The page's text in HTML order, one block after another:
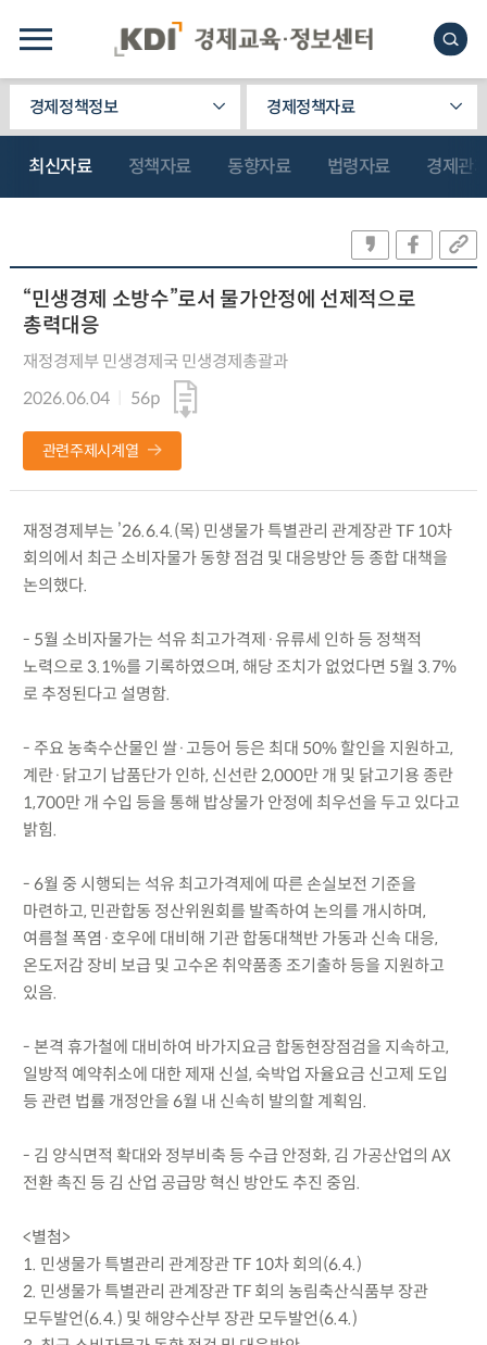
경제정책정보 경제정책자료
최신자료 정책자료 동향자료 법령자료 경제관
“민생경제 소방수”로서 물가안정에 선제적으로
총력대응
재정경제부 민생경제국 민생경제총괄과
2026.06.04
56p
관련주제시계열
재정경제부는 ’26.6.4.(목) 민생물가 특별관리 관계장관 TF 10차
회의에서 최근 소비자물가 동향 점검 및 대응방안 등 종합 대책을
논의했다.
- 5월 소비자물가는 석유 최고가격제·유류세 인하 등 정책적
노력으로 3.1%를 기록하였으며, 해당 조치가 없었다면 5월 3.7%
로 추정된다고 설명함.
- 주요 농축수산물인 쌀·고등어 등은 최대 50% 할인을 지원하고,
계란·닭고기 납품단가 인하, 신선란 2,000만 개 및 닭고기용 종란
1,700만 개 수입 등을 통해 밥상물가 안정에 최우선을 두고 있다고
밝힘.
- 6월 중 시행되는 석유 최고가격제에 따른 손실보전 기준을
마련하고, 민관합동 정산위원회를 발족하여 논의를 개시하며,
여름철 폭염·호우에 대비해 기관 합동대책반 가동과 신속 대응,
온도저감 장비 보급 및 고수온 취약품종 조기출하 등을 지원하고
있음.
- 본격 휴가철에 대비하여 바가지요금 합동현장점검을 지속하고,
일방적 예약취소에 대한 제재 신설, 숙박업 자율요금 신고제 도입
등 관련 법률 개정안을 6월 내 신속히 발의할 계획임.
- 김 양식면적 확대와 정부비축 등 수급 안정화, 김 가공산업의 AX
전환 촉진 등 김 산업 공급망 혁신 방안도 추진 중임.
<별첨>
1. 민생물가 특별관리 관계장관 TF 10차 회의(6.4.)
2. 민생물가 특별관리 관계장관 TF 회의 농림축산식품부 장관
모두발언(6.4.) 및 해양수산부 장관 모두발언(6.4.)